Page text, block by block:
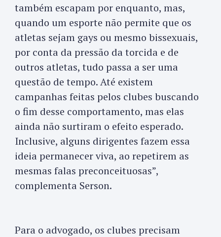
também escapam por enquanto, mas,
quando um esporte não permite que os
atletas sejam gays ou mesmo bissexuais,
por conta da pressão da torcida e de
outros atletas, tudo passa a ser uma
questão de tempo. Até existem
campanhas feitas pelos clubes buscando
o fim desse comportamento, mas elas
ainda não surtiram o efeito esperado.
Inclusive, alguns dirigentes fazem essa
ideia permanecer viva, ao repetirem as
mesmas falas preconceituosas”,
complementa Serson.
Para o advogado, os clubes precisam